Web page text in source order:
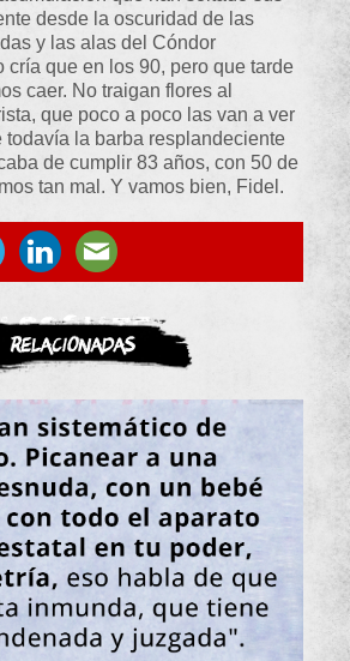
desde la oscuridad de las
y las alas del Cóndor
cría que en los 90, pero que tarde
caer. No traigan flores al
que poco a poco las van a ver
todavía la barba resplandeciente
de cumplir 83 años, con 50 de
tan mal. Y vamos bien, Fidel.
Relacionadas